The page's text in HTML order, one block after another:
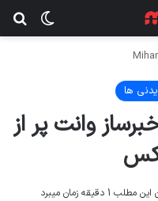
تغییر
ها
وانت پر از
1 دقیقه زمان میبرد